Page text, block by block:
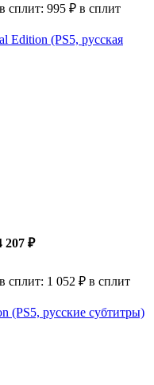
сплит: 995 ₽ в сплит
Edition (PS5, русская
207 ₽
сплит: 1 052 ₽ в сплит
(PS5, русские субтитры)